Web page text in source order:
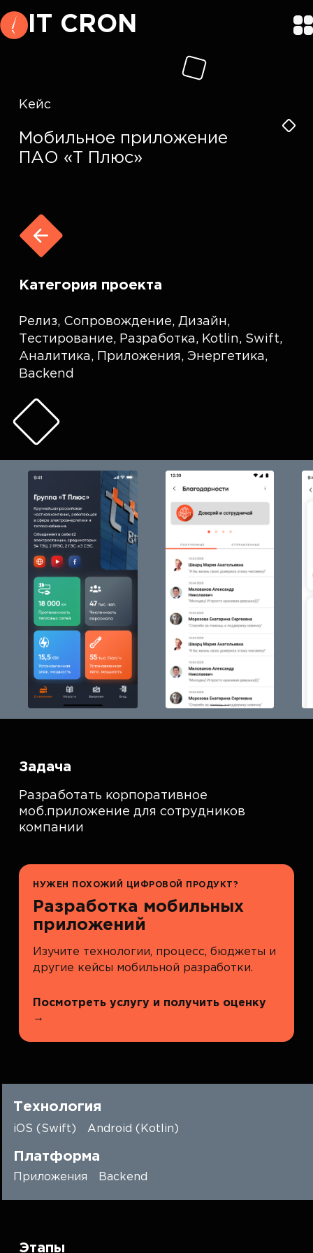
IT CRON
Кейс
Мобильное приложение
ПАО «Т Плюс»
Категория проекта
Релиз, Сопровождение, Дизайн,
Тестирование, Разработка, Kotlin, Swift,
Аналитика, Приложения,Энергетика,
Backend
Задача
Разработать корпоративное
моб.приложение для сотрудников
компании
НУЖЕН ПОХОЖИЙ ЦИФРОВОЙ ПРОДУКТ?
Разработка мобильных
приложений
Изучите технологии, процесс, бюджеты и
другие кейсы мобильной разработки.
Посмотреть услугу и получить оценку
→
Технология
iOS (Swift) Android (Kotlin)
Платформа
Приложения Backend
Этапы